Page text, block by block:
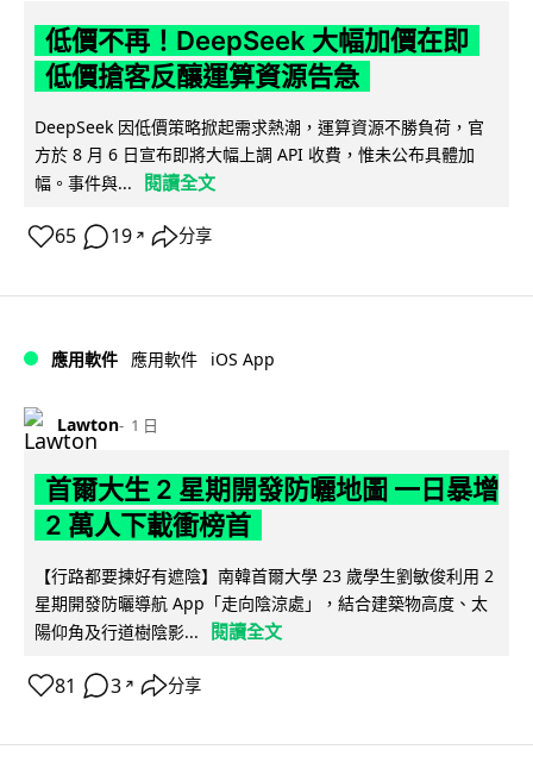
低價不再！DeepSeek 大幅加價在即
低價搶客反釀運算資源告急
DeepSeek 因低價策略掀起需求熱潮，運算資源不勝負荷，官
方於 8 月 6 日宣布即將大幅上調 API 收費，惟未公布具體加
幅。事件與...
閱讀全文
65 19 ↗ 分享
應用軟件 應用軟件 iOS App
Lawton 1 日
首爾大生 2 星期開發防曬地圖 一日暴增
2 萬人下載衝榜首
【行路都要揀好有遮陰】南韓首爾大學 23 歲學生劉敏俊利用 2
星期開發防曬導航 App「走向陰涼處」，結合建築物高度、太
陽仰角及行道樹陰影...
閱讀全文
81 3 ↗ 分享